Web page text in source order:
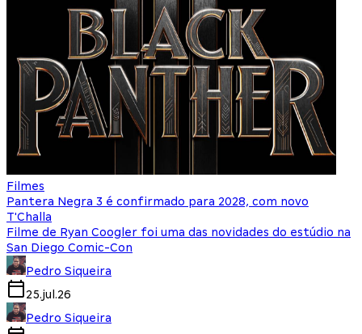
Filmes
Pantera Negra 3 é confirmado para 2028, com novo
T'Challa
Filme de Ryan Coogler foi uma das novidades do estúdio na
San Diego Comic-Con
Pedro Siqueira
25.jul.26
Pedro Siqueira